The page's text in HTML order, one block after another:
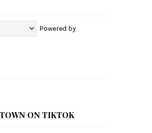
Powered by
ON TIKTOK